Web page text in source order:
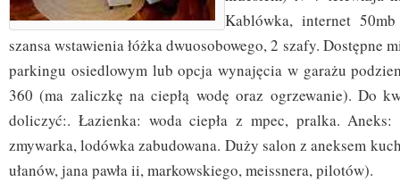
Kablówka, internet
szansa wstawienia łóżka dwuosobowego, 2 szafy. Dostępne
parkingu osiedlowym lub opcja wynajęcia w garażu
360 (ma zaliczkę na ciepłą wodę oraz ogrzewanie). Do
doliczyć:. Łazienka: woda ciepła z mpec, pralka. Aneks:
zmywarka, lodówka zabudowana. Duży salon z aneksem
ułanów, jana pawła ii, markowskiego, meissnera, pilotów).